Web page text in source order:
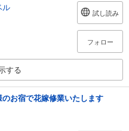
ル
試し読み
フォロー
する
お宿で花嫁修業いたします